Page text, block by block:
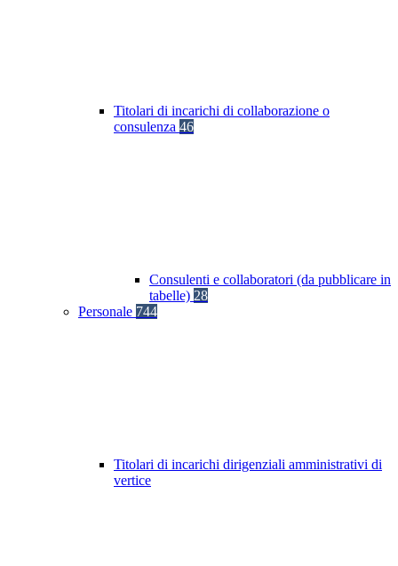
Titolari di incarichi di collaborazione o
consulenza 46
Consulenti e collaboratori (da pubblicare in
tabelle) 28
Personale 744
Titolari di incarichi dirigenziali amministrativi di
vertice